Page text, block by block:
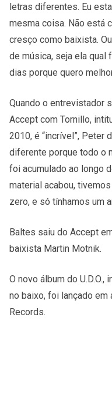
letras diferentes. Eu
mesma coisa. Não está
cresço como baixista.
de música, seja ela qual
dias porque quero
Quando o entrevistador
Accept com Tornillo,
2010, é “incrível”, Peter
diferente porque todo o
foi acumulado ao longo
material acabou,
zero, e só tínhamos um
Baltes saiu do Accept
baixista Martin Motnik.
O novo álbum do
no baixo, foi lançado
Records.